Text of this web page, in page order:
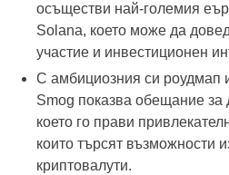
осъществи най-големия
Solana, което може да
участие и инвестиционен
С амбициозния си роудмап
Smog показва обещание за
което го прави
които търсят възможности
криптовалути.